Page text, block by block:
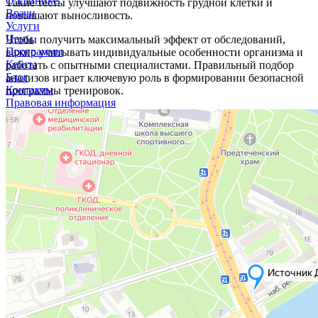
Такие тесты улучшают подвижность грудной клетки и
повышают выносливость.
Чтобы получить максимальный эффект от обследований,
важно учитывать индивидуальные особенности организма и
работать с опытными специалистами. Правильный подбор
анализов играет ключевую роль в формировании безопасной
программы тренировок.
Врачи
Услуги
Цены
Программы
Кейсы
Блог
Контакты
Правовая информация